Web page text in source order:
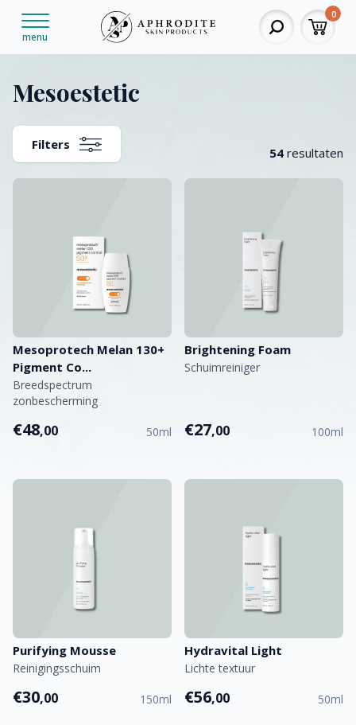
menu
0
Mesoestetic
Filters
54 resultaten
Mesoprotech Melan 130+
Pigment Co...
Breedspectrum
zonbescherming
€48,00 50ml
Brightening Foam
Schuimreiniger
€27,00 100ml
Purifying Mousse
Reinigingsschuim
€30,00 150ml
Hydravital Light
Lichte textuur
€56,00 50ml